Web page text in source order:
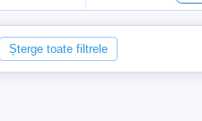
Șterge toate filtrele